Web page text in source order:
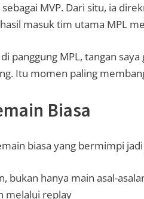
MVP. Dari situ, ia
masuk tim utama MPL
panggung MPL, tangan
Itu momen paling
Biasa
biasa yang bermimpi
bukan hanya main asal-
melalui replay